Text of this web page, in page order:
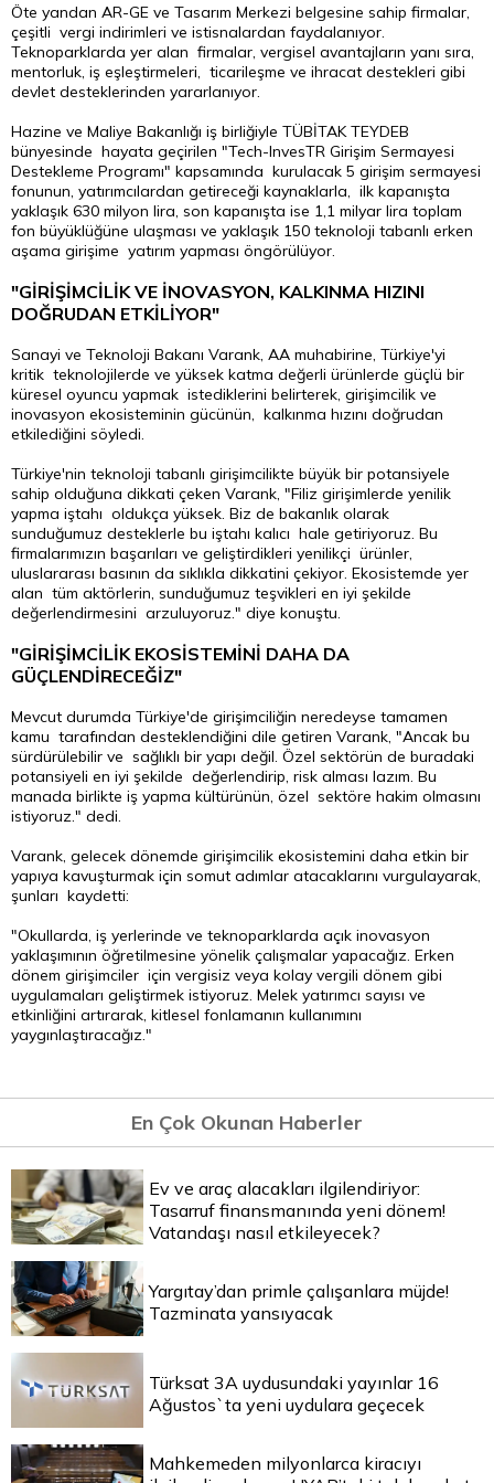
Öte yandan AR-GE ve Tasarım Merkezi belgesine sahip firmalar,
çeşitli vergi indirimleri ve istisnalardan faydalanıyor.
Teknoparklarda yer alan firmalar, vergisel avantajların yanı sıra,
mentorluk, iş eşleştirmeleri, ticarileşme ve ihracat destekleri gibi
devlet desteklerinden yararlanıyor.
Hazine ve Maliye Bakanlığı iş birliğiyle TÜBİTAK TEYDEB
bünyesinde hayata geçirilen "Tech-InvesTR Girişim Sermayesi
Destekleme Programı" kapsamında kurulacak 5 girişim sermayesi
fonunun, yatırımcılardan getireceği kaynaklarla, ilk kapanışta
yaklaşık 630 milyon lira, son kapanışta ise 1,1 milyar lira toplam
fon büyüklüğüne ulaşması ve yaklaşık 150 teknoloji tabanlı erken
aşama girişime yatırım yapması öngörülüyor.
"GİRİŞİMCİLİK VE İNOVASYON, KALKINMA HIZINI
DOĞRUDAN ETKİLİYOR"
Sanayi ve Teknoloji Bakanı Varank, AA muhabirine, Türkiye'yi
kritik teknolojilerde ve yüksek katma değerli ürünlerde güçlü bir
küresel oyuncu yapmak istediklerini belirterek, girişimcilik ve
inovasyon ekosisteminin gücünün, kalkınma hızını doğrudan
etkilediğini söyledi.
Türkiye'nin teknoloji tabanlı girişimcilikte büyük bir potansiyele
sahip olduğuna dikkati çeken Varank, "Filiz girişimlerde yenilik
yapma iştahı oldukça yüksek. Biz de bakanlık olarak
sunduğumuz desteklerle bu iştahı kalıcı hale getiriyoruz. Bu
firmalarımızın başarıları ve geliştirdikleri yenilikçi ürünler,
uluslararası basının da sıklıkla dikkatini çekiyor. Ekosistemde yer
alan tüm aktörlerin, sunduğumuz teşvikleri en iyi şekilde
değerlendirmesini arzuluyoruz." diye konuştu.
"GİRİŞİMCİLİK EKOSİSTEMİNİ DAHA DA
GÜÇLENDİRECEĞİZ"
Mevcut durumda Türkiye'de girişimciliğin neredeyse tamamen
kamu tarafından desteklendiğini dile getiren Varank, "Ancak bu
sürdürülebilir ve sağlıklı bir yapı değil. Özel sektörün de buradaki
potansiyeli en iyi şekilde değerlendirip, risk alması lazım. Bu
manada birlikte iş yapma kültürünün, özel sektöre hakim olmasını
istiyoruz." dedi.
Varank, gelecek dönemde girişimcilik ekosistemini daha etkin bir
yapıya kavuşturmak için somut adımlar atacaklarını vurgulayarak,
şunları kaydetti:
"Okullarda, iş yerlerinde ve teknoparklarda açık inovasyon
yaklaşımının öğretilmesine yönelik çalışmalar yapacağız. Erken
dönem girişimciler için vergisiz veya kolay vergili dönem gibi
uygulamaları geliştirmek istiyoruz. Melek yatırımcı sayısı ve
etkinliğini artırarak, kitlesel fonlamanın kullanımını
yaygınlaştıracağız."
En Çok Okunan Haberler
Ev ve araç alacakları ilgilendiriyor:
Tasarruf finansmanında yeni dönem!
Vatandaşı nasıl etkileyecek?
Yargıtay’dan primle çalışanlara müjde!
Tazminata yansıyacak
Türksat 3A uydusundaki yayınlar 16
Ağustos`ta yeni uydulara geçecek
Mahkemeden milyonlarca kiracıyı